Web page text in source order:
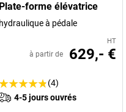
Plate-forme élévatrice
hydraulique à pédale
HT
à partir de 629,- €
(4)
4-5 jours ouvrés